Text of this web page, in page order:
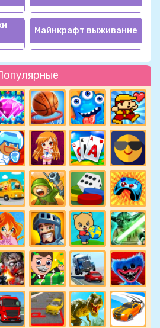
Майнкрафт выживание